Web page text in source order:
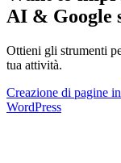
AI & Google
Ottieni gli strumenti
tua attività.
Creazione di pagine
WordPress